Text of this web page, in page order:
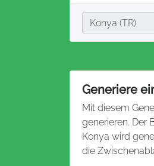
Stadt
Konya (TR)
Generiere
Mit diesem
generieren. Der
Konya wird
die